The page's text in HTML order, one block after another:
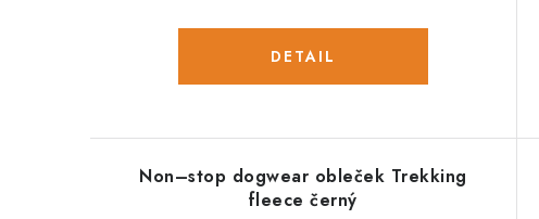
Non–stop dogwear obleček Trekking
fleece černý